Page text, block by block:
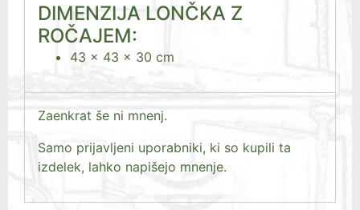
DIMENZIJA LONČKA Z
ROČAJEM:
43 x 43 x 30 cm
Zaenkrat še ni mnenj.
Samo prijavljeni uporabniki, ki so kupili ta
izdelek, lahko napišejo mnenje.